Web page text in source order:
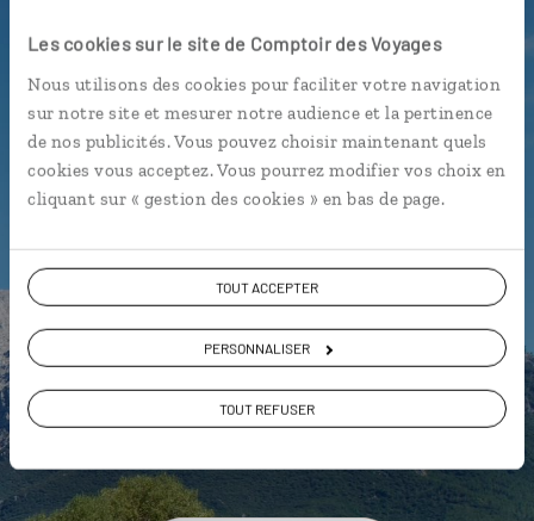
Les cookies sur le site de Comptoir des Voyages
Nous utilisons des cookies pour faciliter votre navigation
sur notre site et mesurer notre audience et la pertinence
de nos publicités. Vous pouvez choisir maintenant quels
cookies vous acceptez. Vous pourrez modifier vos choix en
cliquant sur « gestion des cookies » en bas de page.
TOUT ACCEPTER
PERSONNALISER
TOUT REFUSER
Luciole,
l'appli qui vous guide en
Sardaigne
L’itinéraire vers votre
agritourisme en 1 clic
Les plus belles plages géolocalisées
L'album souvenirs à composer
vous-même
DÉCOUVRIR LUCIOLE